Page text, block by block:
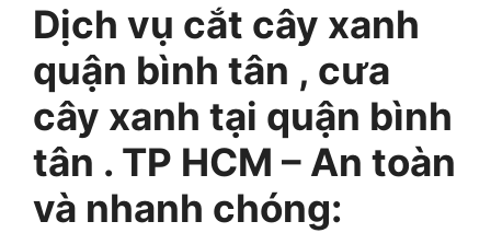
Dịch vụ cắt cây xanh
quận bình tân , cưa
cây xanh tại quận bình
tân . TP HCM – An toàn
và nhanh chóng: